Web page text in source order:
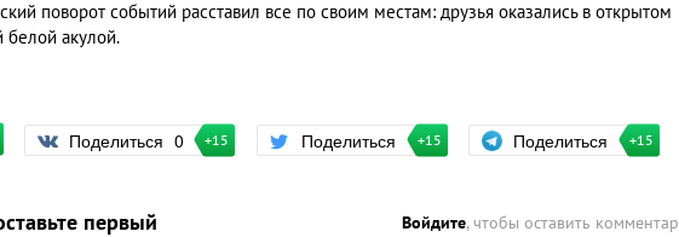
поворот событий расставил все по своим местам: друзья оказались в открытом
акулой.
Поделиться 0 +15 Поделиться +15 Поделиться +15
первый Войдите, чтобы оставить